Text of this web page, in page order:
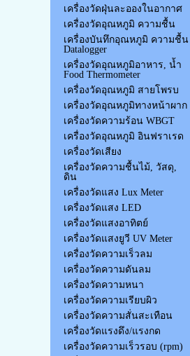
เครื่องวัดฝุ่นละอองในอากาศ
เครื่องวัดอุณหภูมิ ความชื้น
เครื่องบันทึกอุณหภูมิ ความชื้น
Datalogger
เครื่องวัดอุณหภูมิอาหาร, น้ำ
Food Thermometer
เครื่องวัดอุณหภูมิ สายโพรบ
เครื่องวัดอุณหภูมิทางหน้าผาก
เครื่องวัดความร้อน WBGT
เครื่องวัดอุณหภูมิ อินฟราเรด
เครื่องวัดเสียง
เครื่องวัดความชื้นไม้, วัสดุ,
ดิน
เครื่องวัดแสง Lux Meter
เครื่องวัดแสง LED
เครื่องวัดแสงอาทิตย์
เครื่องวัดแสงยูวี UV Meter
เครื่องวัดความเร็วลม
เครื่องวัดความดันลม
เครื่องวัดความหนา
เครื่องวัดความเรียบผิว
เครื่องวัดความสั่นสะเทือน
เครื่องวัดแรงดึง/แรงกด
เครื่องวัดความเร็วรอบ (rpm)